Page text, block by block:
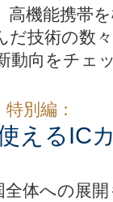
機能携帯
技術の数
動向をチェ
別編：
えるIC
体への展